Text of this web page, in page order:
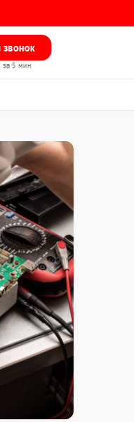
5 мин